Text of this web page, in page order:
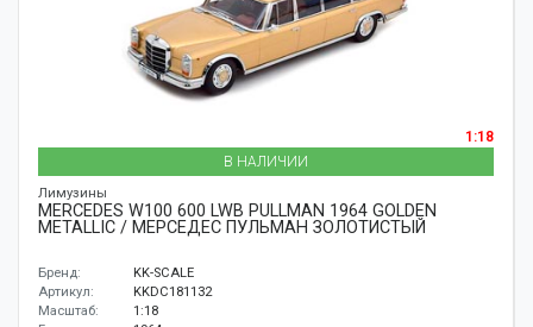
1:18
В НАЛИЧИИ
Лимузины
MERCEDES W100 600 LWB PULLMAN 1964 GOLDEN
METALLIC / МЕРСЕДЕС ПУЛЬМАН ЗОЛОТИСТЫЙ
Бренд:
KK-SCALE
Артикул:
KKDC181132
Масштаб:
1:18